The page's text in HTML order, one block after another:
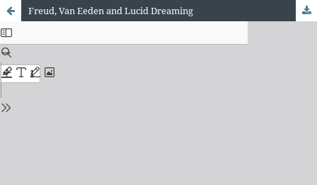
Freud, Van Eeden and Lucid Dreaming